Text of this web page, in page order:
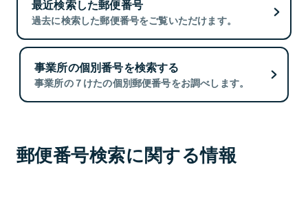
最近検索した郵便番号
過去に検索した郵便番号をご覧いただけます。
事業所の個別番号を検索する
事業所の７けたの個別郵便番号をお調べします。
郵便番号検索に関する情報